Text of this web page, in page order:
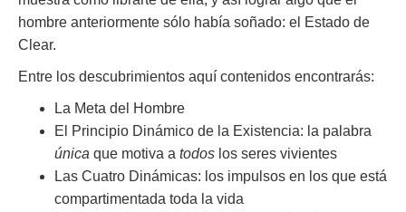
hombre anteriormente sólo había soñado: el Estado de
Clear.
Entre los descubrimientos aquí contenidos encontrarás:
La Meta del Hombre
El Principio Dinámico de la Existencia: la palabra
única que motiva a todos los seres vivientes
Las Cuatro Dinámicas: los impulsos en los que está
compartimentada toda la vida